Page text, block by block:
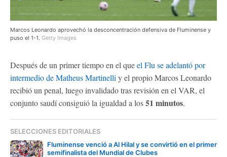
Marcos Leonardo aprovechó la desconcentración defensiva de Fluminense y
puso el 1-1. Getty Images
Después de un primer tiempo en el queel Flu se adelantó por
intermedio de Matheus Martinelli y el propio Marcos Leonardo
recibió un penal, luego invalidado tras revisión en el VAR, el
conjunto saudí consiguió la igualdad a los51 minutos.
SELECCIONES EDITORIALES
Fluminense venció a Al Hilal y se convirtió en el primer
semifinalista del Mundial de Clubes